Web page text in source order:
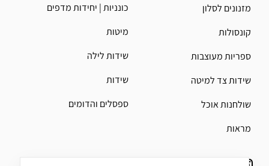
מזנונים לסלון
קונסולות
ספריות מעוצבות
שידות צד למיטה
שולחנות אוכל
מראות
כונניות | יחידות מדפים
מיטות
שידות לילה
שידות
ספסלים והדומים